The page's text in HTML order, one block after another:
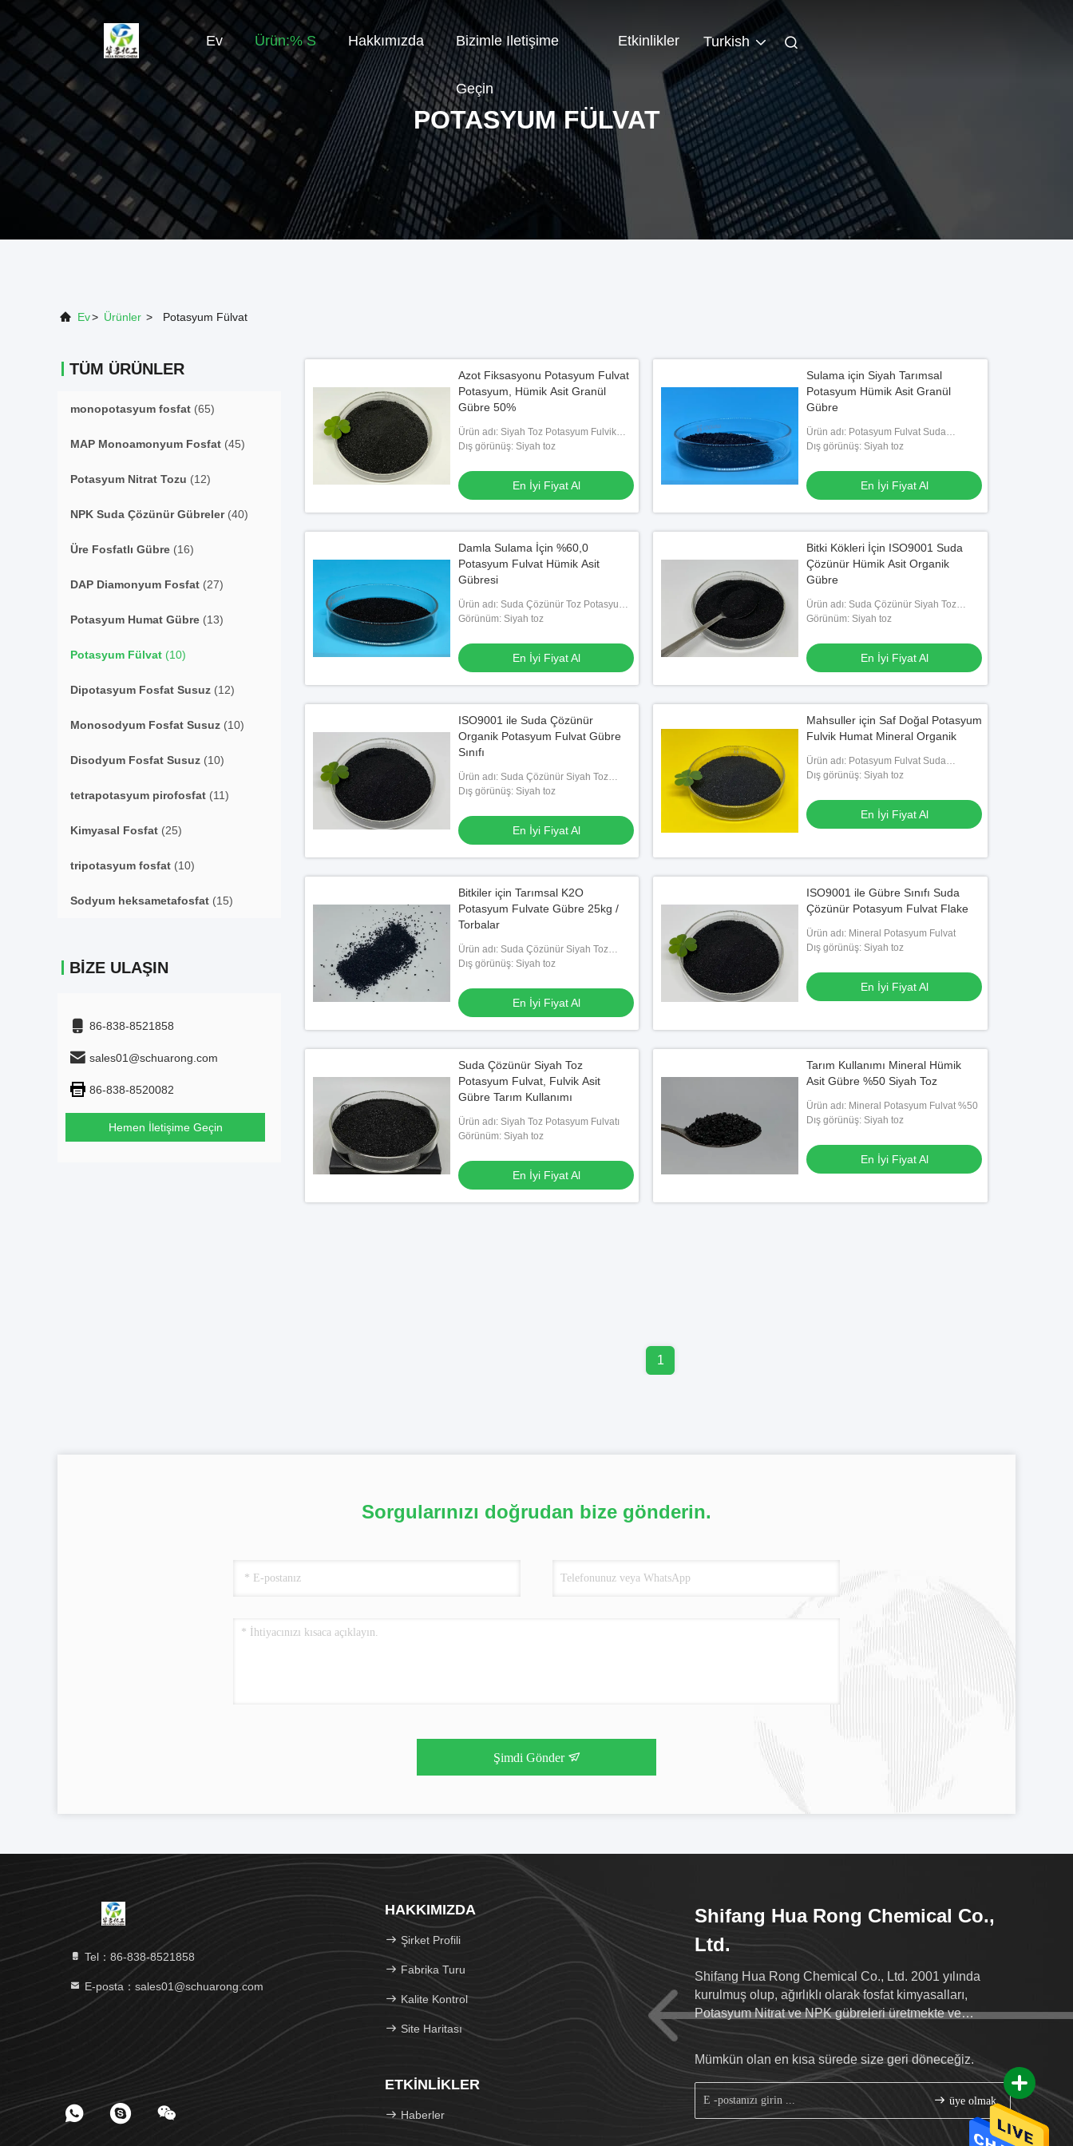
Ev Ürün:% S Hakkımızda Bizimle Iletişime
Geçin
Etkinlikler Turkish
POTASYUM FÜLVAT
Ev> Ürünler > Potasyum Fülvat
TÜM ÜRÜNLER
monopotasyum fosfat (65)
MAP Monoamonyum Fosfat (45)
Potasyum Nitrat Tozu (12)
NPK Suda Çözünür Gübreler(40)
Üre Fosfatlı Gübre (16)
DAP Diamonyum Fosfat (27)
Potasyum Humat Gübre (13)
Potasyum Fülvat (10)
Dipotasyum Fosfat Susuz (12)
Monosodyum Fosfat Susuz (10)
Disodyum Fosfat Susuz (10)
tetrapotasyum pirofosfat (11)
Kimyasal Fosfat (25)
tripotasyum fosfat (10)
Sodyum heksametafosfat (15)
BIZE ULAŞIN
86-838-8521858
sales01@schuarong.com
86-838-8520082
Hemen İletişime Geçin
Azot Fiksasyonu Potasyum Fulvat
Potasyum, Hümik Asit Granül
Gübre 50%
Ürün adı: Siyah Toz Potasyum Fulvik
Asit %50
Dış görünüş: Siyah toz
En İyi Fiyat Al
Sulama için Siyah Tarımsal
Potasyum Hümik Asit Granül
Gübre
Ürün adı: Potasyum Fulvat Suda
Çözünür Toz
Dış görünüş: Siyah toz
En İyi Fiyat Al
Damla Sulama İçin %60,0
Potasyum Fulvat Hümik Asit
Gübresi
Ürün adı: Suda Çözünür Toz Potasyum
Fulvik Asit
Görünüm: Siyah toz
En İyi Fiyat Al
Bitki Kökleri İçin ISO9001 Suda
Çözünür Hümik Asit Organik
Gübre
Ürün adı: Suda Çözünür Siyah Toz
Potasyum Fulvat
Görünüm: Siyah toz
En İyi Fiyat Al
ISO9001 ile Suda Çözünür
Organik Potasyum Fulvat Gübre
Sınıfı
Ürün adı: Suda Çözünür Siyah Toz
Potasyum Fulvat
Dış görünüş: Siyah toz
En İyi Fiyat Al
Mahsuller için Saf Doğal Potasyum
Fulvik Humat Mineral Organik
Ürün adı: Potasyum Fulvat Suda
Çözünür Gübre
Dış görünüş: Siyah toz
En İyi Fiyat Al
Bitkiler için Tarımsal K2O
Potasyum Fulvate Gübre 25kg /
Torbalar
Ürün adı: Suda Çözünür Siyah Toz
Potasyum Fulvat
Dış görünüş: Siyah toz
En İyi Fiyat Al
ISO9001 ile Gübre Sınıfı Suda
Çözünür Potasyum Fulvat Flake
Ürün adı: Mineral Potasyum Fulvat
Dış görünüş: Siyah toz
En İyi Fiyat Al
Suda Çözünür Siyah Toz
Potasyum Fulvat, Fulvik Asit
Gübre Tarım Kullanımı
Ürün adı: Siyah Toz Potasyum Fulvatı
Görünüm: Siyah toz
En İyi Fiyat Al
Tarım Kullanımı Mineral Hümik
Asit Gübre %50 Siyah Toz
Ürün adı: Mineral Potasyum Fulvat %50
Dış görünüş: Siyah toz
En İyi Fiyat Al
1
Sorgularınızı doğrudan bize gönderin.
Şimdi Gönder
Tel：86-838-8521858
E-posta：sales01@schuarong.com
HAKKIMIZDA
Şirket Profili
Fabrika Turu
Kalite Kontrol
Site Haritası
ETKINLIKLER
Haberler
Shifang Hua Rong Chemical Co.,
Ltd.
Shifang Hua Rong Chemical Co., Ltd. 2001 yılında
kurulmuş olup, ağırlıklı olarak fosfat kimyasalları,
Potasyum Nitrat ve NPK gübreleri üretmekte ve
satmaktadır.
Mümkün olan en kısa sürede size geri döneceğiz.
üye olmak